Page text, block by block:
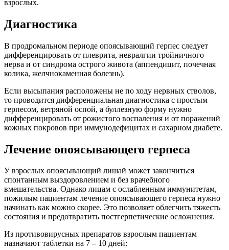
взрослых.
Диагностика
В продромальном периоде опоясывающий герпес следует
дифференцировать от плеврита, невралгии тройничного
нерва и от синдрома острого живота (аппендицит, почечная
колика, желчнокаменная болезнь).
Если высыпания расположены не по ходу нервных стволов,
то проводится дифференциальная диагностика с простым
герпесом, ветряной оспой, а буллезную форму нужно
дифференцировать от рожистого воспаления и от поражений
кожных покровов при иммунодефицитах и сахарном диабете.
Лечение опоясывающего герпеса
У взрослых опоясывающий лишай может закончиться
спонтанным выздоровлением и без врачебного
вмешательства. Однако лицам с ослабленным иммунитетам,
пожилым пациентам лечение опоясывающего герпеса нужно
начинать как можно скорее. Это позволяет облегчить тяжесть
состояния и предотвратить постгерпетические осложнения.
Из противовирусных препаратов взрослым пациентам
назначают таблетки на 7 – 10 дней: